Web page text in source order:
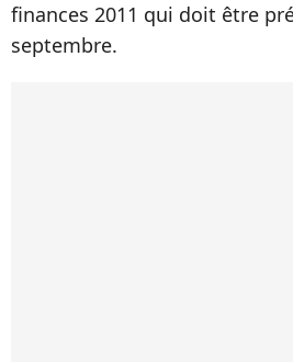
finances 2011 qui doit être
septembre.